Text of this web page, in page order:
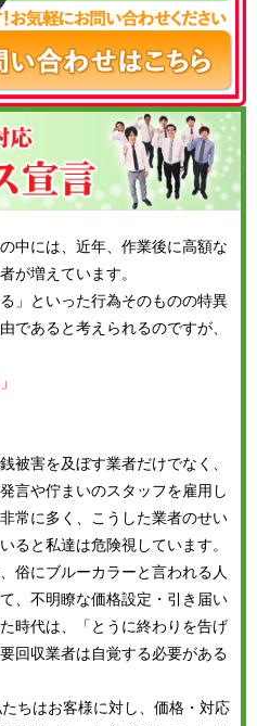
中には、近年、作業後に高額な
が増えています。
」といった行為そのものの特異
であると考えられるのですが、
被害を及ぼす業者だけでなく、
言や佇まいのスタッフを雇用し
常に多く、こうした業者のせい
ると私達は危険視しています。
俗にブルーカラーと言われる人
、不明瞭な価格設定・引き届い
時代は、「とうに終わりを告げ
回収業者は自覚する必要がある
ちはお客様に対し、価格・対応